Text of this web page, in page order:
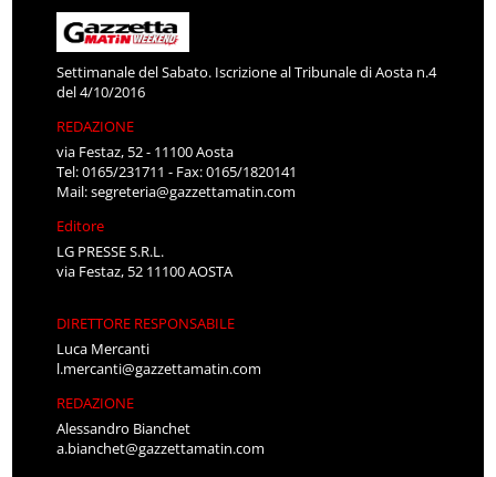
Settimanale del Sabato. Iscrizione al Tribunale di Aosta n.4
del 4/10/2016
REDAZIONE
via Festaz, 52 - 11100 Aosta
Tel: 0165/231711 - Fax: 0165/1820141
Mail:segreteria@gazzettamatin.com
Editore
LG PRESSE S.R.L.
via Festaz, 52 11100 AOSTA
DIRETTORE RESPONSABILE
Luca Mercanti
l.mercanti@gazzettamatin.com
REDAZIONE
Alessandro Bianchet
a.bianchet@gazzettamatin.com